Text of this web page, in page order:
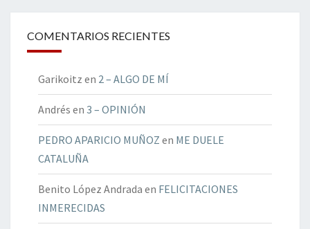
COMENTARIOS RECIENTES
Garikoitz en 2 – ALGO DE MÍ
Andrés en 3 – OPINIÓN
PEDRO APARICIO MUÑOZ en ME DUELE
CATALUÑA
Benito López Andrada en FELICITACIONES
INMERECIDAS